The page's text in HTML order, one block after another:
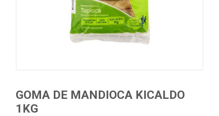
GOMA DE MANDIOCA KICALDO
1KG